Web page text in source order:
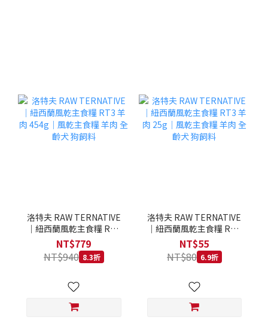
洛特夫 RAW TERNATIVE
｜紐西蘭風乾主食糧 RT3
羊肉 454g｜風乾主食糧 羊
肉 全齡犬 狗飼料
NT$779
NT$940 8.3折
洛特夫 RAW TERNATIVE
｜紐西蘭風乾主食糧 RT3
羊肉 25g｜風乾主食糧 羊
肉 全齡犬 狗飼料
NT$55
NT$80 6.9折